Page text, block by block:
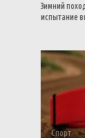
Зимний
испытание
Спорт